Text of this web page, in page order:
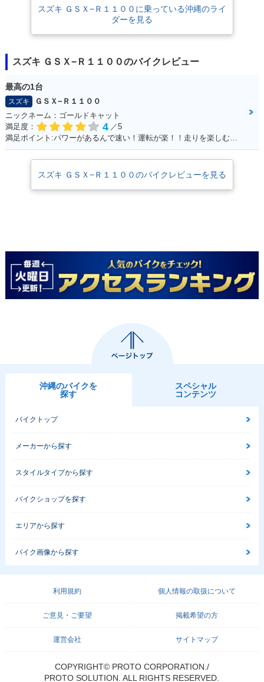
スズキ ＧＳＸ−Ｒ１１００に乗っている沖縄のライ
ダーを見る
スズキ ＧＳＸ−Ｒ１１００のバイクレビュー
最高の1台
スズキ
ＧＳＸ−Ｒ１１００
ニックネーム：ゴールドキャット
満足度：
4 ／5
満足ポイント:パワーがあるんで速い！運転が楽！！走りを楽しむにはもってこいの1台！足回りかえるとかなり乗りやすくなります
スズキ ＧＳＸ−Ｒ１１００のバイクレビューを見る
沖縄のバイクを
探す
スペシャル
コンテンツ
バイクトップ
メーカーから探す
スタイルタイプから探す
バイクショップを探す
エリアから探す
バイク画像から探す
利用規約 個人情報の取扱について
ご意見・ご要望 掲載希望の方
運営会社 サイトマップ
COPYRIGHT© PROTO CORPORATION./
PROTO SOLUTION. ALL RIGHTS RESERVED.